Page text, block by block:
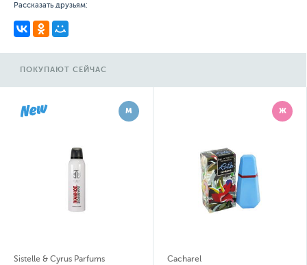
Рассказать друзьям:
ПОКУПАЮТ СЕЙЧАС
М
Sistelle & Cyrus Parfums
Ж
Cacharel